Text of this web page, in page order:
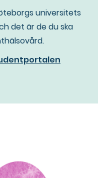
universitets
det är de du ska